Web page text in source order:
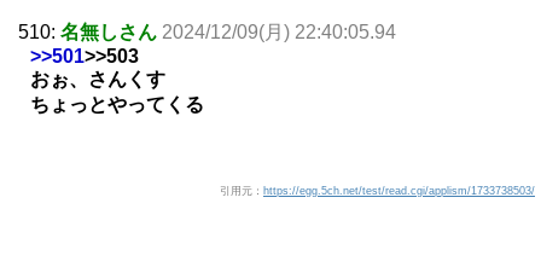
510: 名無しさん 2024/12/09(月) 22:40:05.94
>>501>>503
おぉ、さんくす
ちょっとやってくる
引用元： https://egg.5ch.net/test/read.cgi/applism/1733738503/